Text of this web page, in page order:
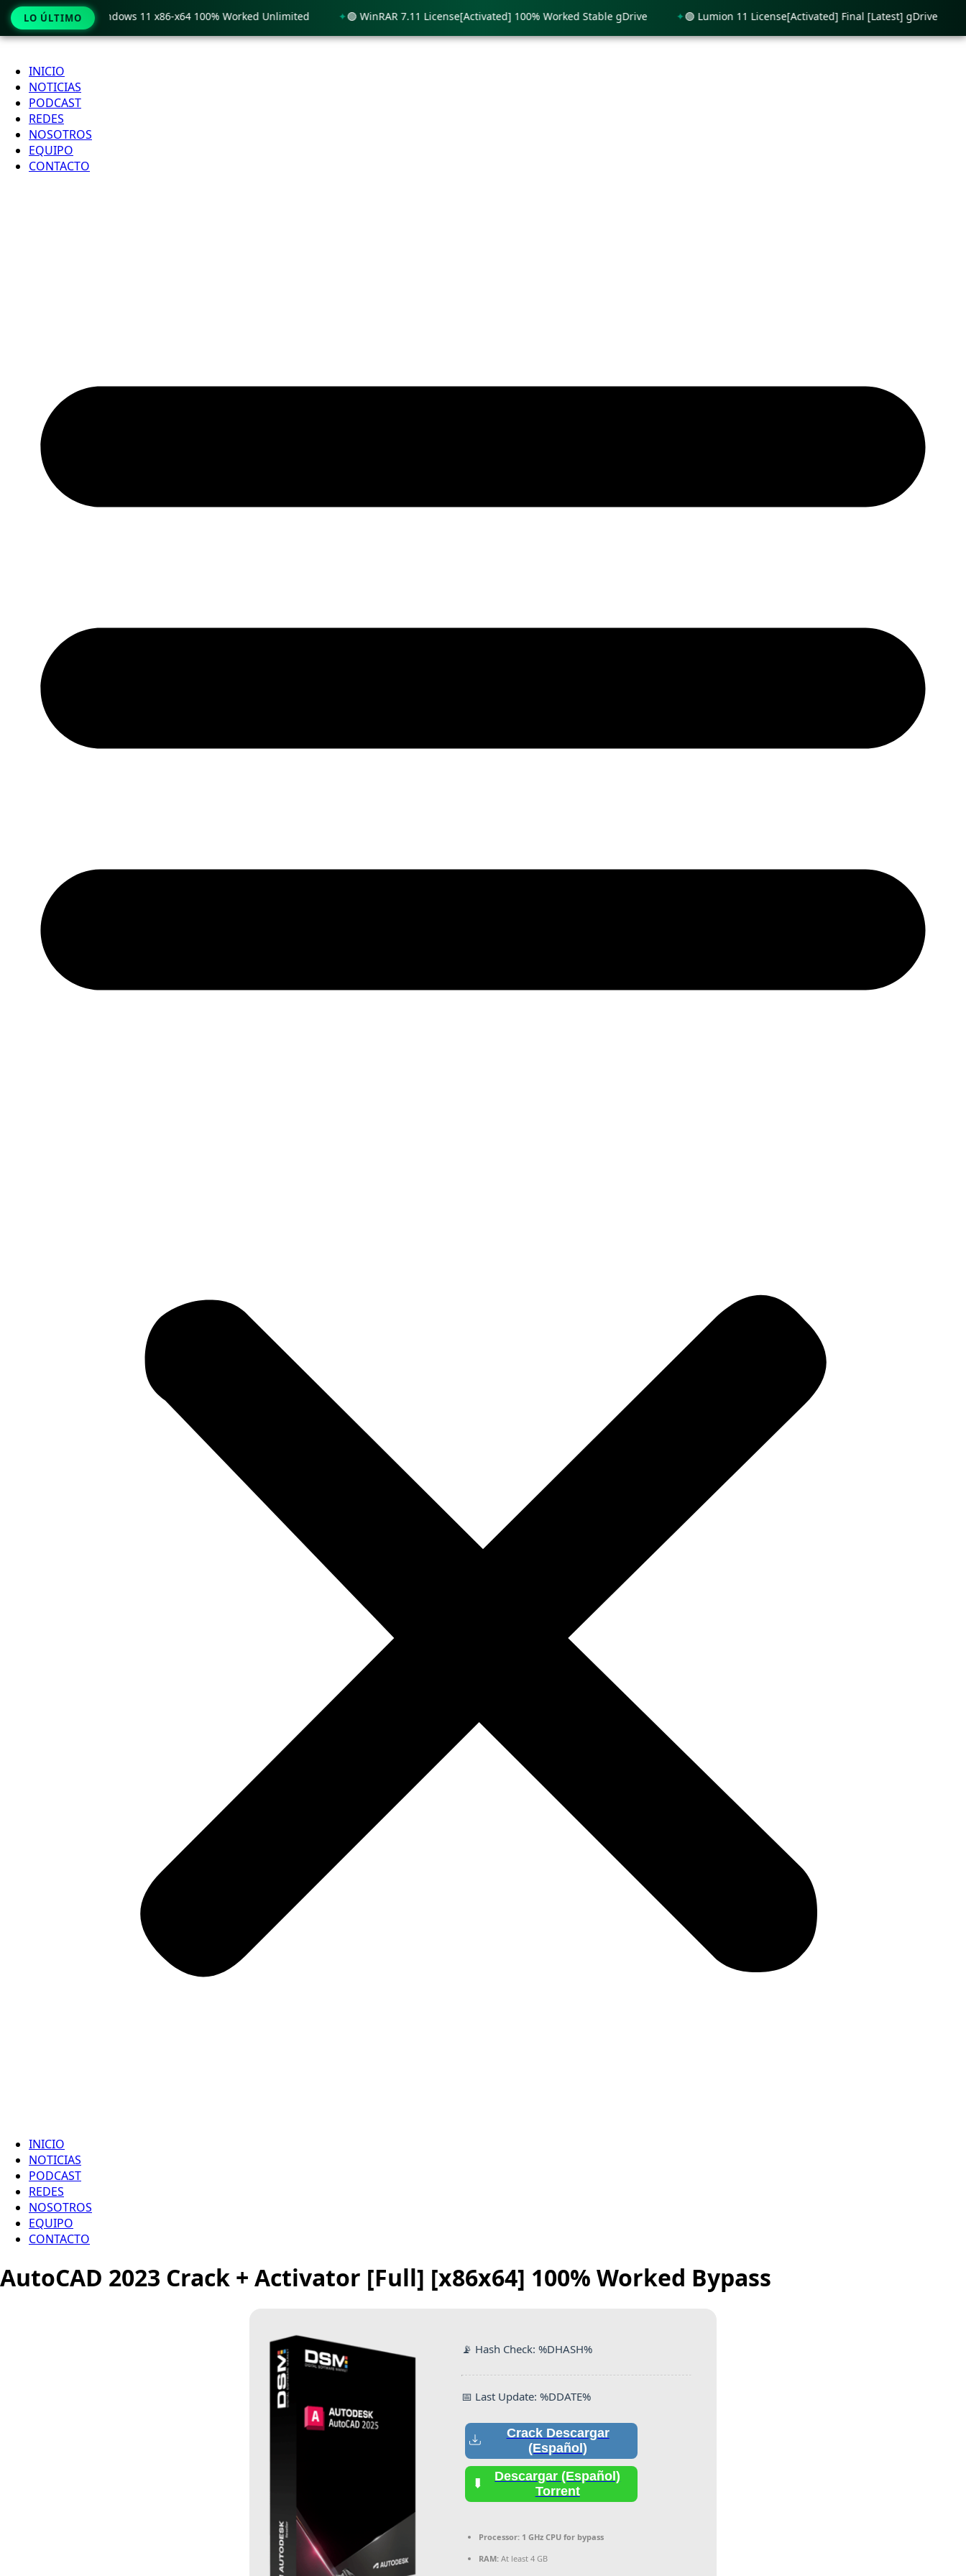
Ir
contenido
INICIO
NOTICIAS
PODCAST
REDES
NOSOTROS
EQUIPO
CONTACTO
INICIO
NOTICIAS
PODCAST
REDES
NOSOTROS
EQUIPO
CONTACTO
AutoCAD 2023 Crack + Activator [Full] [x86x64] 100% Worked Bypass
📡 Hash Check: %DHASH%
📅 Last Update: %DDATE%
Crack Descargar
(Español)
Descargar (Español)
Torrent
Processor: 1 GHz CPU for bypass
RAM: At least 4 GB
LO ÚLTIMO
Crack only Windows 11 x86-x64 100% Worked Unlimited 🟢 WinRAR 7.11 License[Activated] 100% Worked Stable gDrive 🟢 Lumion 11 License[Activated] Final [Latest] gDrive